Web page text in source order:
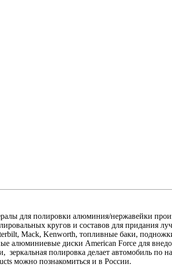
для полировки алюминия/нержавейки
кругов и составов для придания
Mack, Kenworth, топливные баки,
алюминиевые диски American Force для
полировка делает автомобиль по
можно познакомиться и в России.